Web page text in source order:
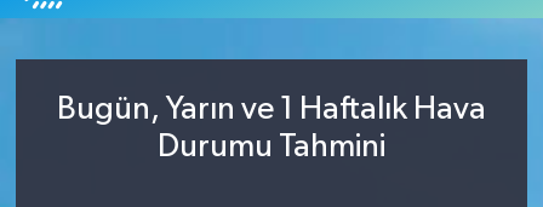
Bugün, Yarın ve 1 Haftalık Hava
Durumu Tahmini
EKONOMİ
GÖKTÜRK
Haber Arşivi